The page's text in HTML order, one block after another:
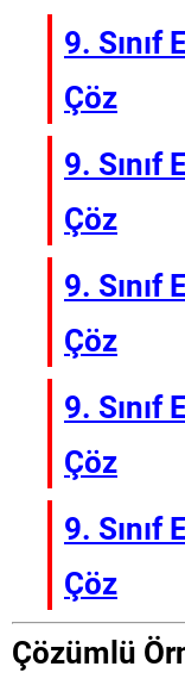
9. Sınıf
Çöz
9. Sınıf
Çöz
9. Sınıf
Çöz
9. Sınıf
Çöz
9. Sınıf
Çöz
Çözümlü